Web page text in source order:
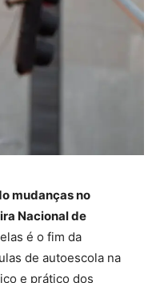
mudanças no
Nacional de
é o fim da
de autoescola na
e prático dos